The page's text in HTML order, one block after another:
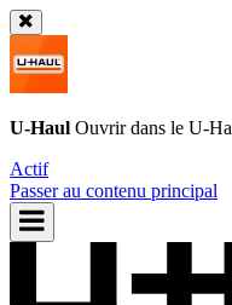
U-Haul Ouvrir dans le U-
Actif
Passer au contenu principal